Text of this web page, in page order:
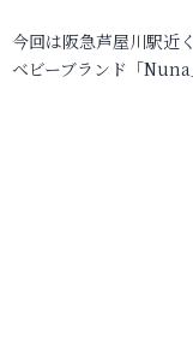
今回は阪急芦屋川駅近
ベビーブランド「